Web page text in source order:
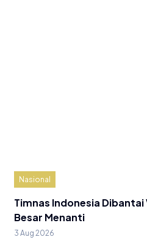
Nasional
Timnas Indonesia
Besar Menanti
3 Aug 2026